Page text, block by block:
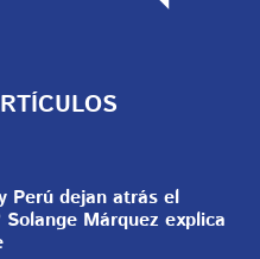
Perú dejan atrás el
Solange Márquez explica